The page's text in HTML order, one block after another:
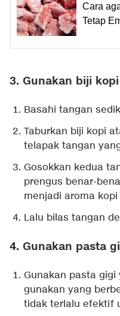
Cara
Tetap
3. Gunakan biji
Basahi tangan
Taburkan biji kopi
telapak tangan
Gosokkan kedua
prengus benar-
menjadi aroma kopi
Lalu bilas tangan
4. Gunakan pasta
Gunakan pasta
gunakan yang
tidak terlalu efektif